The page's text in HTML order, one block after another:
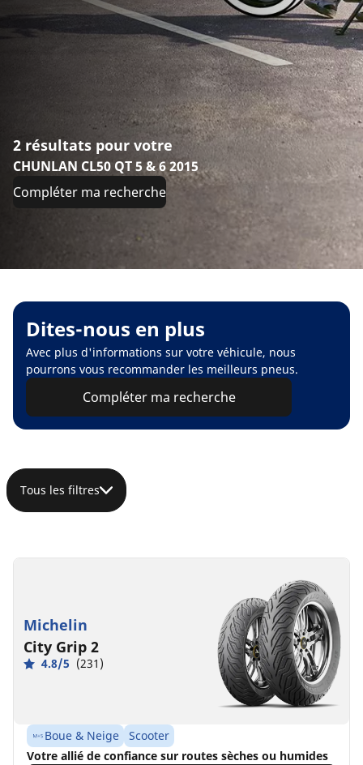
2 résultats pour votre
CHUNLAN CL50 QT 5 & 6 2015
Compléter ma recherche
Dites-nous en plus
Avec plus d'informations sur votre véhicule, nous
pourrons vous recommander les meilleurs pneus.
Compléter ma recherche
Tous les filtres
Michelin
City Grip 2
4.8/5 (231)
Boue & Neige
Scooter
Votre allié de confiance sur routes sèches ou humides